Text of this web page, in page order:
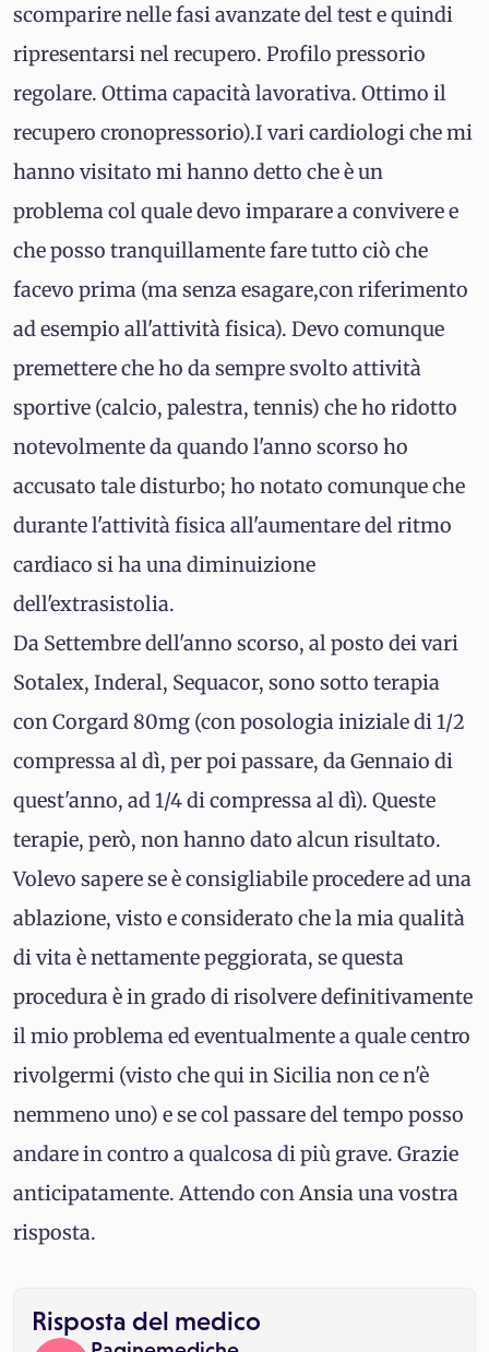
scomparire nelle fasi avanzate del test e quindi
ripresentarsi nel recupero. Profilo pressorio
regolare. Ottima capacità lavorativa. Ottimo il
recupero cronopressorio).I vari cardiologi che mi
hanno visitato mi hanno detto che è un
problema col quale devo imparare a convivere e
che posso tranquillamente fare tutto ciò che
facevo prima (ma senza esagare,con riferimento
ad esempio all'attività fisica). Devo comunque
premettere che ho da sempre svolto attività
sportive (calcio, palestra, tennis) che ho ridotto
notevolmente da quando l'anno scorso ho
accusato tale disturbo; ho notato comunque che
durante l'attività fisica all'aumentare del ritmo
cardiaco si ha una diminuizione
dell'extrasistolia.
Da Settembre dell'anno scorso, al posto dei vari
Sotalex, Inderal, Sequacor, sono sotto terapia
con Corgard 80mg (con posologia iniziale di 1/2
compressa al dì, per poi passare, da Gennaio di
quest'anno, ad 1/4 di compressa al dì). Queste
terapie, però, non hanno dato alcun risultato.
Volevo sapere se è consigliabile procedere ad una
ablazione, visto e considerato che la mia qualità
di vita è nettamente peggiorata, se questa
procedura è in grado di risolvere definitivamente
il mio problema ed eventualmente a quale centro
rivolgermi (visto che qui in Sicilia non ce n'è
nemmeno uno) e se col passare del tempo posso
andare in contro a qualcosa di più grave. Grazie
anticipatamente. Attendo conAnsiauna vostra
risposta.
Risposta del medico